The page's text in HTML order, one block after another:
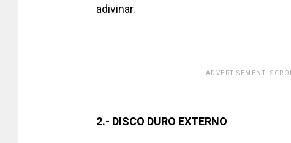
adivinar.
ADVERTISEMENT.
2.- DISCO DURO EXTERNO